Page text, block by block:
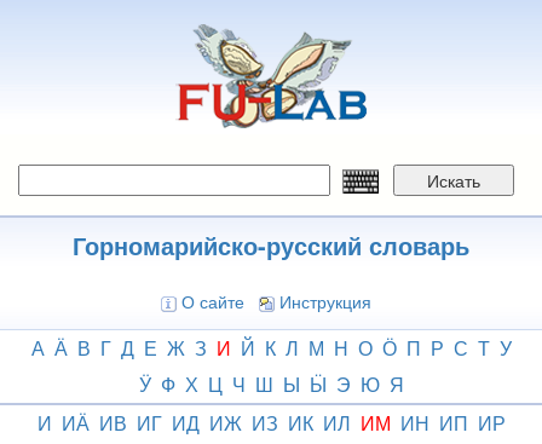
Искать
Горномарийско-русский словарь
О сайте Инструкция
А Ӓ В Г Д Е Ж З И Й К Л М Н О Ӧ П Р С Т У
Ӱ Ф Х Ц Ч Ш Ы Ӹ Э Ю Я
И ИӒ ИВ ИГ ИД ИЖ ИЗ ИК ИЛ ИМ ИН ИП ИР